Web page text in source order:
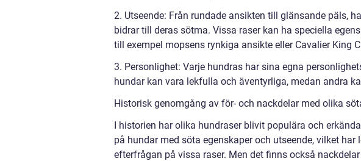
2. Utseende: Från rundade ansikten till glänsande päls,
bidrar till deras sötma. Vissa raser kan ha speciella
till exempel mopsens rynkiga ansikte eller Cavalier King
3. Personlighet: Varje hundras har sina egna
hundar kan vara lekfulla och äventyrliga, medan andra
Historisk genomgång av för- och nackdelar med olika
I historien har olika hundraser blivit populära och
på hundar med söta egenskaper och utseende, vilket
efterfrågan på vissa raser. Men det finns också